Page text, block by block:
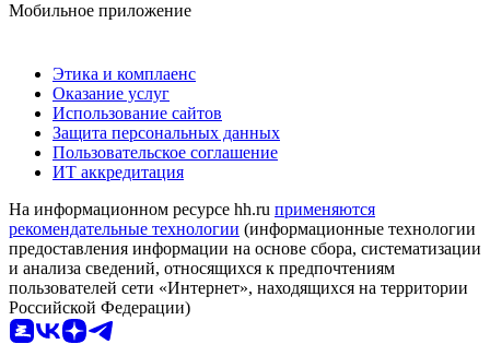
Мобильное приложение
Этика и комплаенс
Оказание услуг
Использование сайтов
Защита персональных данных
Пользовательское соглашение
ИТ аккредитация
На информационном ресурсе hh.ru применяются
рекомендательные технологии (информационные технологии
предоставления информации на основе сбора, систематизации
и анализа сведений, относящихся к предпочтениям
пользователей сети «Интернет», находящихся на территории
Российской Федерации)